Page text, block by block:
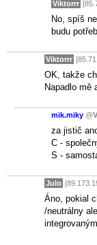
Viktorrr
No, spíš
budu
Viktorrr
OK, takže
Napadlo mě
mik.miky @
za jistič
C -
S -
Julo
Áno, pokial
/neutrálny